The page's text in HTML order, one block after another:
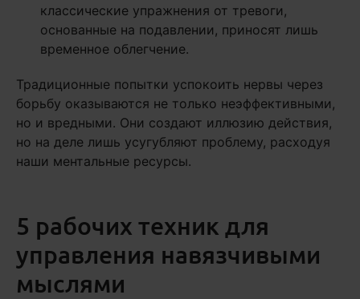
классические упражнения от тревоги,
основанные на подавлении, приносят лишь
временное облегчение.
Традиционные попытки успокоить нервы через
борьбу оказываются не только неэффективными,
но и вредными. Они создают иллюзию действия,
но на деле лишь усугубляют проблему, расходуя
наши ментальные ресурсы.
5 рабочих техник для
управления навязчивыми
мыслями